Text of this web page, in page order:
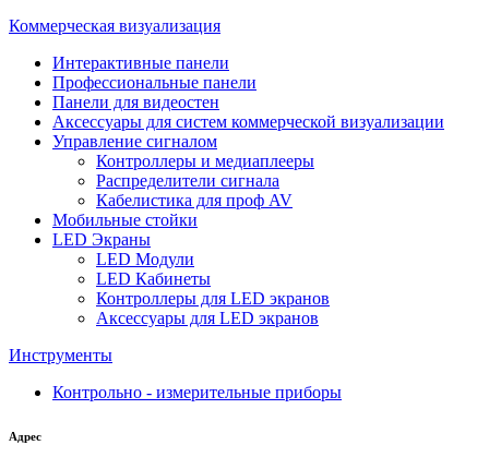
Коммерческая визуализация
Интерактивные панели
Профессиональные панели
Панели для видеостен
Аксессуары для систем коммерческой визуализации
Управление сигналом
Контроллеры и медиаплееры
Распределители сигнала
Кабелистика для проф AV
Мобильные стойки
LED Экраны
LED Модули
LED Кабинеты
Контроллеры для LED экранов
Аксессуары для LED экранов
Инструменты
Контрольно - измерительные приборы
Адрес